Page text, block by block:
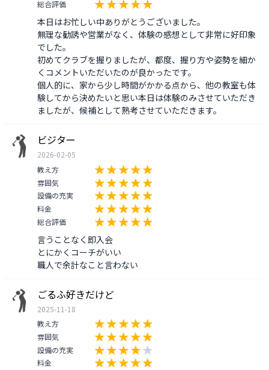
総合評価
本日はお忙しい中ありがとうございました。
無理な勧誘や営業がなく、体験の感想として非常に好印象
でした。
初めてクラブを握りましたが、都度、握り方や姿勢を細か
くコメントいただいたのが良かったです。
個人的に、家から少し時間がかかる点から、他の教室も体
験してから決めたいと思い本日は体験のみさせていただき
ましたが、候補として熟考させていただきます。
ビジター
2026-02-05
教え方
雰囲気
設備の充実
料金
総合評価
言うことなく即入会
とにかくコーチがいい
ごるふ好きだけど
2025-11-18
教え方
雰囲気
設備の充実
料金